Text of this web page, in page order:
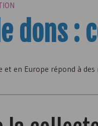
dons :
et en Europe répond à